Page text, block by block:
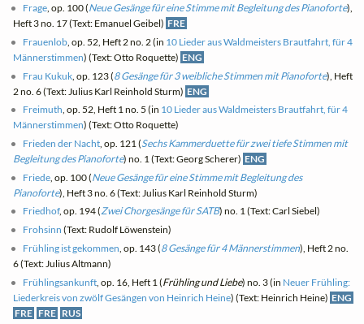
Frage, op. 100 (Neue Gesänge für eine Stimme mit Begleitung des Pianoforte),
Heft 3 no. 17 (Text: Emanuel Geibel) FRE
Frauenlob, op. 52, Heft 2 no. 2 (in 10 Lieder aus Waldmeisters Brautfahrt, für 4
Männerstimmen) (Text: Otto Roquette) ENG
Frau Kukuk , op. 123 (8 Gesänge für 3 weibliche Stimmen mit Pianoforte), Heft
2 no. 6 (Text: Julius Karl Reinhold Sturm) ENG
Freimuth, op. 52, Heft 1 no. 5 (in 10 Lieder aus Waldmeisters Brautfahrt, für 4
Männerstimmen) (Text: Otto Roquette)
Frieden der Nacht, op. 121 (Sechs Kammerduette für zwei tiefe Stimmen mit
Begleitung des Pianoforte) no. 1 (Text: Georg Scherer) ENG
Friede , op. 100 (Neue Gesänge für eine Stimme mit Begleitung des
Pianoforte), Heft 3 no. 6 (Text: Julius Karl Reinhold Sturm)
Friedhof, op. 194 (Zwei Chorgesänge für SATB) no. 1 (Text: Carl Siebel)
Frohsinn (Text: Rudolf Löwenstein)
Frühling ist gekommen , op. 143 (8 Gesänge für 4 Männerstimmen), Heft 2 no.
6 (Text: Julius Altmann)
Frühlingsankunft , op. 16, Heft 1 (Frühling und Liebe) no. 3 (in Neuer Frühling:
Liederkreis von zwölf Gesängen von Heinrich Heine) (Text: Heinrich Heine) ENG
FRE FRE RUS